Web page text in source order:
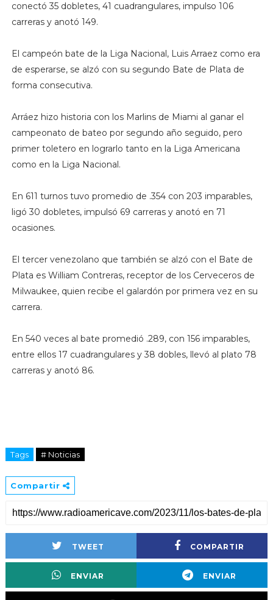
conectó 35 dobletes, 41 cuadrangulares, impulso 106
carreras y anotó 149.
El campeón bate de la Liga Nacional, Luis Arraez como era
de esperarse, se alzó con su segundo Bate de Plata de
forma consecutiva.
Arráez hizo historia con los Marlins de Miami al ganar el
campeonato de bateo por segundo año seguido, pero
primer toletero en lograrlo tanto en la Liga Americana
como en la Liga Nacional.
En 611 turnos tuvo promedio de .354 con 203 imparables,
ligó 30 dobletes, impulsó 69 carreras y anotó en 71
ocasiones.
El tercer venezolano que también se alzó con el Bate de
Plata es William Contreras, receptor de los Cerveceros de
Milwaukee, quien recibe el galardón por primera vez en su
carrera.
En 540 veces al bate promedió .289, con 156 imparables,
entre ellos 17 cuadrangulares y 38 dobles, llevó al plato 78
carreras y anotó 86.
Tags # Noticias
Compartir
TWEET COMPARTIR
ENVIAR ENVIAR